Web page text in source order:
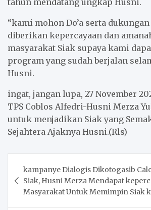
tahun mendatang ungkap Husni.
“kami mohon Do’a serta
diberikan kepercayaan dan
masyarakat Siak supaya kami
program yang sudah berjalan
Husni.
ingat, jangan lupa, 27 November
TPS Coblos Alfedri-Husni Merza
untuk menjadikan Siak yang
Sejahtera Ajaknya Husni.(Rls)
navigation
kampanye Dialogis Dikotogasib
Siak, Husni Merza Mendapat
Masyarakat Untuk Memimpin Siak